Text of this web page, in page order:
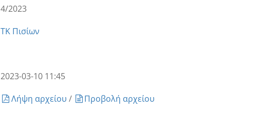
4/2023
ΤΚ Πισίων
2023-03-10 11:45
Λήψη αρχείου /
Προβολή αρχείου